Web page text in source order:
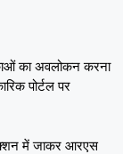
का अवलोकन करना
पोर्टल पर
में जाकर आरएस